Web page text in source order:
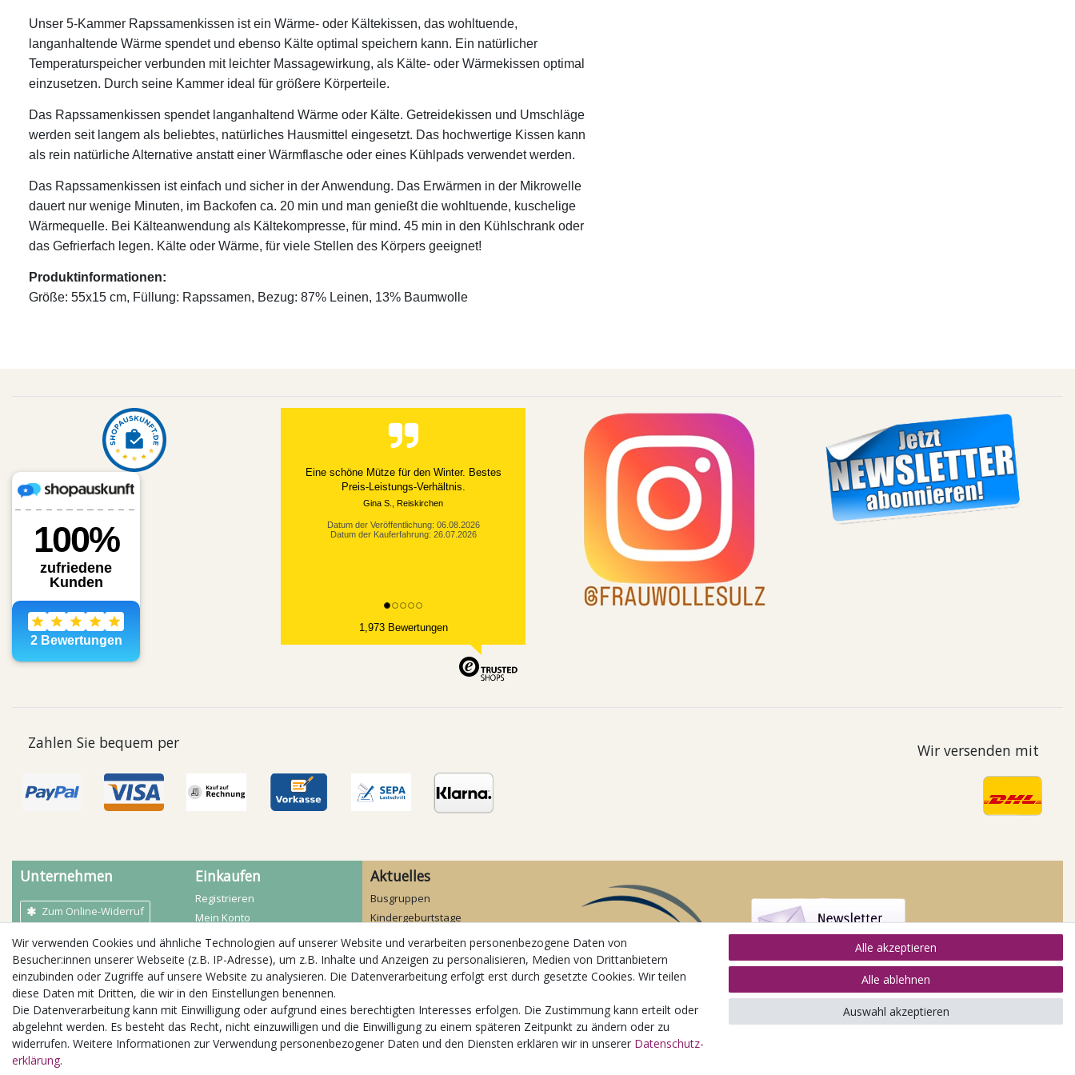
Unser 5-Kammer Rapssamenkissen ist ein Wärme- oder Kältekissen, das wohltuende,
langanhaltende Wärme spendet und ebenso Kälte optimal speichern kann. Ein natürlicher
Temperaturspeicher verbunden mit leichter Massagewirkung, als Kälte- oder Wärmekissen optimal
einzusetzen. Durch seine Kammer ideal für größere Körperteile.
Das Rapssamenkissen spendet langanhaltend Wärme oder Kälte. Getreidekissen und Umschläge
werden seit langem als beliebtes, natürliches Hausmittel eingesetzt. Das hochwertige Kissen kann
als rein natürliche Alternative anstatt einer Wärmflasche oder eines Kühlpads verwendet werden.
Das Rapssamenkissen ist einfach und sicher in der Anwendung. Das Erwärmen in der Mikrowelle
dauert nur wenige Minuten, im Backofen ca. 20 min und man genießt die wohltuende, kuschelige
Wärmequelle. Bei Kälteanwendung als Kältekompresse, für mind. 45 min in den Kühlschrank oder
das Gefrierfach legen. Kälte oder Wärme, für viele Stellen des Körpers geeignet!
Produktinformationen:
Größe: 55x15 cm, Füllung: Rapssamen, Bezug: 87% Leinen, 13% Baumwolle
Eine schöne Mütze für den Winter. Bestes
Preis-Leistungs-Verhältnis.
Gina S., Reiskirchen
Datum der Veröffentlichung: 06.08.2026
Datum der Kauferfahrung: 26.07.2026
1,973 Bewertungen
Zahlen Sie bequem per Wir versenden mit
Unternehmen
Zum Online-Widerruf
AGB
Kontakt
Impressum
Widerrufs­recht
Daten­schutz­erklärung
Jobs / Stellenangebote
Einkaufen
Registrieren
Mein Konto
Mein Warenkorb
Zahlarten
Versandbedingungen
Öffnungszeiten
Aktuelles
Busgruppen
Kindergeburtstage
Kindergartenausflug
Schulklassenausflug
Zwillingsrabatt
Wir verwenden Cookies und ähnliche Technologien auf unserer Website und verarbeiten personenbezogene Daten von
Besucher:innen unserer Webseite (z.B. IP-Adresse), um z.B. Inhalte und Anzeigen zu personalisieren, Medien von Drittanbietern
einzubinden oder Zugriffe auf unsere Website zu analysieren. Die Datenverarbeitung erfolgt erst durch gesetzte Cookies. Wir teilen
diese Daten mit Dritten, die wir in den Einstellungen benennen.
Die Datenverarbeitung kann mit Einwilligung oder aufgrund eines berechtigten Interesses erfolgen. Die Zustimmung kann erteilt oder
abgelehnt werden. Es besteht das Recht, nicht einzuwilligen und die Einwilligung zu einem späteren Zeitpunkt zu ändern oder zu
widerrufen. Weitere Informationen zur Verwendung personenbezogener Daten und den Diensten erklären wir in unserer Daten­schutz­
erklärung.
Alle akzeptieren
Alle ablehnen
Auswahl akzeptieren